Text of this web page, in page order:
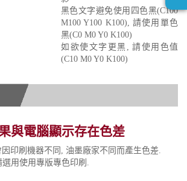
黑色文字避免使用四色黑(C100
M100 Y100 K100), 請使用單色
黑(C0 M0 Y0 K100)
如欲使文字更黑, 請使用色值
(C10 M0 Y0 K100)
與電腦顯示存在色差
印刷機器不同, 油墨廠家不同而產生色差.
用使用專版專色印刷.